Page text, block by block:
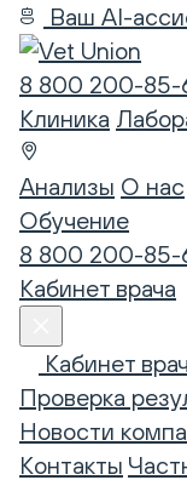
Ваш AI-
8 800 200-85-
Клиника
Анализы О нас
Обучение
8 800 200-85-
Кабинет врача
Кабинет
Проверка
Новости
Контакты